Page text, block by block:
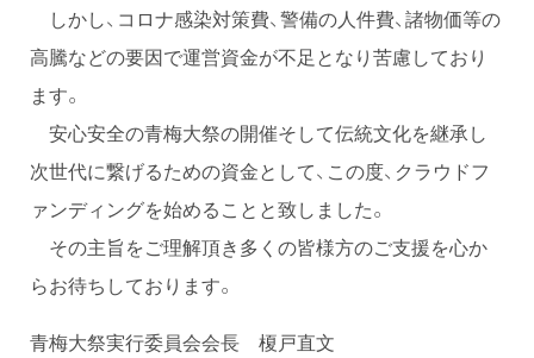
しかし、コロナ感染対策費、警備の人件費、諸物価等の
高騰などの要因で運営資金が不足となり苦慮しており
ます。
安心安全の青梅大祭の開催そして伝統文化を継承し
次世代に繋げるための資金として、この度、クラウドフ
ァンディングを始めることと致しました。
その主旨をご理解頂き多くの皆様方のご支援を心か
らお待ちしております。
青梅大祭実行委員会会長 榎戸直文